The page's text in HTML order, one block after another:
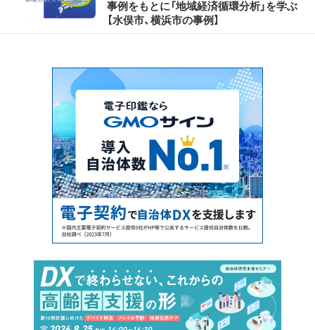
事例をもとに「地域経済循環分析」を学ぶ
【水俣市、横浜市の事例】